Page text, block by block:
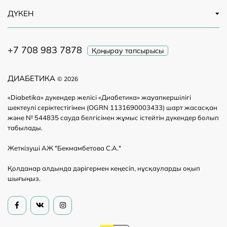
қосымша сенімділікті қамтамасыз ету үшін кепілдік
картасын таба аласыз.
ДИАБЕТИКА © 2026
«Diabetika» дүкендер желісі «Диабетика» жауапкершілігі
шектеулі серіктестігімен (OGRN 1131690003433) шарт жасасқан
және № 544835 сауда белгісімен жұмыс істейтін дүкендер болып
табылады.
Жеткізуші АЖ "Бекмамбетова С.А."
Қолданар алдында дәрігермен кеңесіп, нұсқауларды оқып
шығыңыз.
ДҮКЕН
+7 708 983 7878 Қоңырау тапсырысы